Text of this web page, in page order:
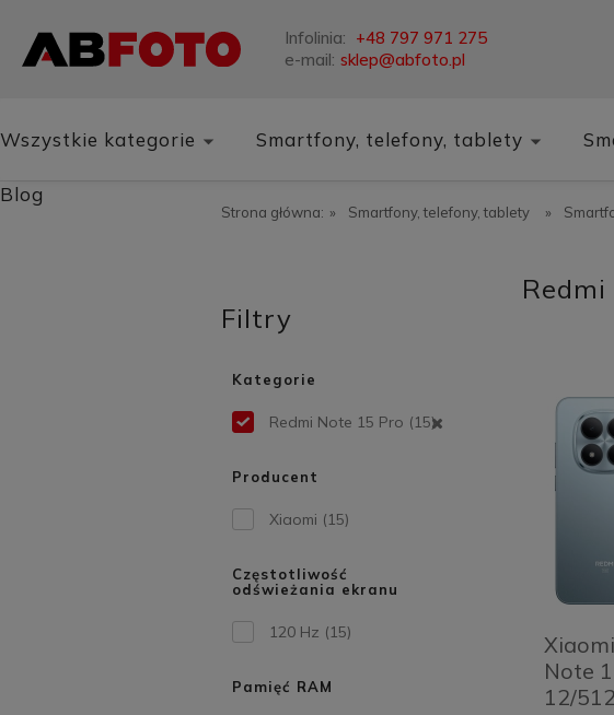
Infolinia: +48 797 971 275
e-mail: sklep@abfoto.pl
Wszystkie kategorie Smartfony, telefony, tablety
Blog
Strona główna: » Smartfony, telefony, tablety »
Filtry
Kategorie
Redmi Note 15 Pro (15)
Producent
Xiaomi (15)
Częstotliwość
odświeżania ekranu
120 Hz (15)
Pamięć RAM
Note
12/